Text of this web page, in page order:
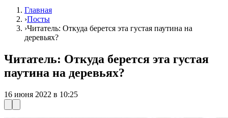
Главная
›Посты
›Читатель: Откуда берется эта густая паутина на
деревьях?
Читатель: Откуда берется эта густая
паутина на деревьях?
16 июня 2022 в 10:25